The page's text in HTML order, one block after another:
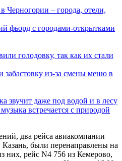
фьорд с городами-открытками
из-за смены меню в
встречается с природой
два рейса авиакомпании
были перенаправлены на
них, рейс N4 756 из Кемерово,